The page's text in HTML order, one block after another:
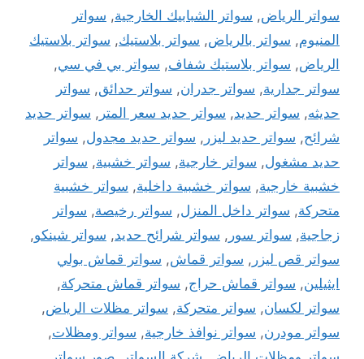
سواتر الرياض, سواتر الشبابيك الخارجية, سواتر
المنيوم, سواتر بالرياض, سواتر بلاستيك, سواتر بلاستيك
الرياض, سواتر بلاستيك شفاف, سواتر بي في سي,
سواتر جدارية, سواتر جدران, سواتر حدائق, سواتر
حديثه, سواتر حديد, سواتر حديد سعر المتر , سواتر حديد
شرائح, سواتر حديد ليزر , سواتر حديد مجدول, سواتر
حديد مشغول, سواتر خارجية, سواتر خشبية, سواتر
خشبية خارجية, سواتر خشبية داخلية, سواتر خشبية
متحركة, سواتر داخل المنزل, سواتر رخيصة, سواتر
زجاجية, سواتر سور , سواتر شرائح حديد, سواتر شينكو,
سواتر قص ليزر , سواتر قماش, سواتر قماش بولي
ايثيلين, سواتر قماش حراج, سواتر قماش متحركة,
سواتر لكسان, سواتر متحركة, سواتر مظلات الرياض,
سواتر مودرن, سواتر نوافذ خارجية, سواتر ومظلات,